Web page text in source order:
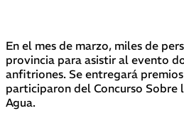
En el mes de marzo, miles de
provincia para asistir al evento
anfitriones. Se entregará
participaron del Concurso Sobre
Agua.